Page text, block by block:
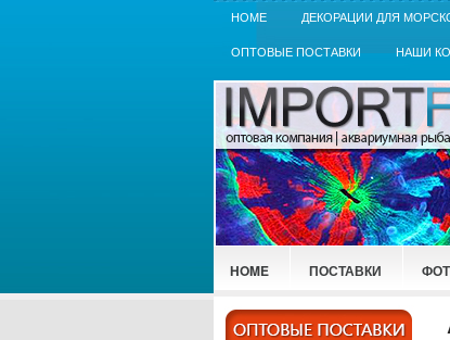
HOME ДЕКОРАЦИИ ДЛЯ
ОПТОВЫЕ ПОСТАВКИ НАШИ
HOME ПОСТАВКИ